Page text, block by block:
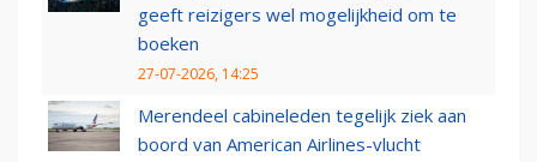
geeft reizigers wel mogelijkheid om te
boeken
27-07-2026, 14:25
Merendeel cabineleden tegelijk ziek aan
boord van American Airlines-vlucht